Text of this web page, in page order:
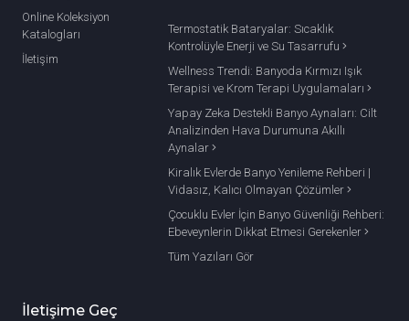
Online Koleksiyon
Katalogları
İletişim
Termostatik Bataryalar: Sıcaklık
Kontrolüyle Enerji ve Su Tasarrufu
Wellness Trendi: Banyoda Kırmızı Işık
Terapisi ve Krom Terapi Uygulamaları
Yapay Zeka Destekli Banyo Aynaları: Cilt
Analizinden Hava Durumuna Akıllı
Aynalar
Kiralık Evlerde Banyo Yenileme Rehberi |
Vidasız, Kalıcı Olmayan Çözümler
Çocuklu Evler İçin Banyo Güvenliği Rehberi:
Ebeveynlerin Dikkat Etmesi Gerekenler
Tüm Yazıları Gör
İletişime Geç